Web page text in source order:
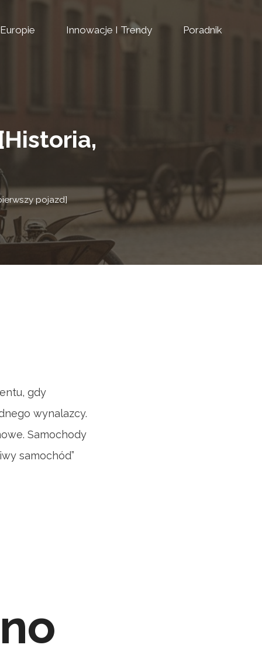
Innowacje I Trendy Poradnik
pojazd]
gdy
wynalazcy.
Samochody
samochód”